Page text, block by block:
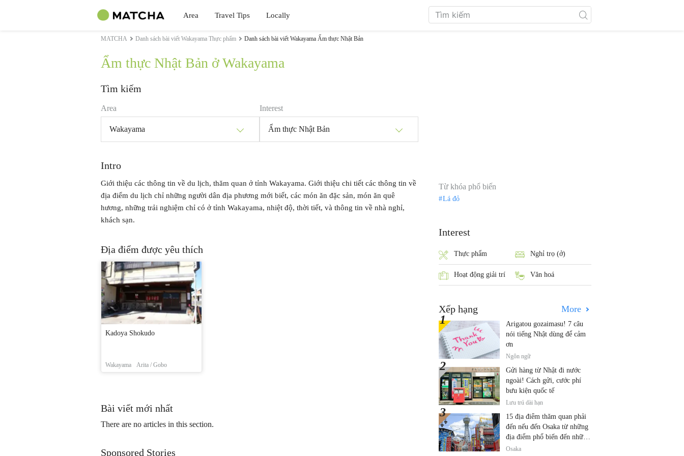
Area Travel Tips Locally
MATCHA Danh sách bài viết Wakayama Thực phẩm Danh sách bài viết Wakayama Ẩm thực Nhật Bản
Ẩm thực Nhật Bản ở Wakayama
Tìm kiếm
Area
Wakayama
Interest
Ẩm thực Nhật Bản
Intro
Giới thiệu các thông tin về du lịch, thăm quan ở tỉnh Wakayama. Giới thiệu chi tiết các thông tin về
địa điểm du lịch chỉ những người dân địa phương mới biết, các món ăn đặc sản, món ăn quê
hương, những trải nghiệm chỉ có ở tỉnh Wakayama, nhiệt độ, thời tiết, và thông tin về nhà nghỉ,
khách sạn.
Địa điểm được yêu thích
Kadoya Shokudo
Wakayama Arita / Gobo
Bài viết mới nhất
There are no articles in this section.
Sponsored Stories
Từ khóa phổ biến
Lá đỏ
Interest
Thực phẩm Nghỉ trọ (ở)
Hoạt động giải trí Văn hoá
Xếp hạng More
Arigatou gozaimasu! 7 câu
nói tiếng Nhật dùng để cảm
ơn
Ngôn ngữ
Gửi hàng từ Nhật đi nước
ngoài! Cách gửi, cước phí
bưu kiện quốc tế
Lưu trú dài hạn
15 địa điểm thăm quan phải
đến nếu đến Osaka từ những
địa điểm phổ biến đến những
địa điểm ít được biết đến
Osaka